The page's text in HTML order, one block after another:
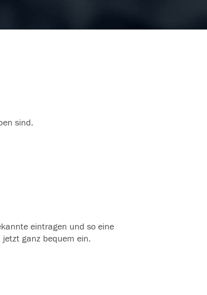
sind.
eintragen und so eine
ganz bequem ein.